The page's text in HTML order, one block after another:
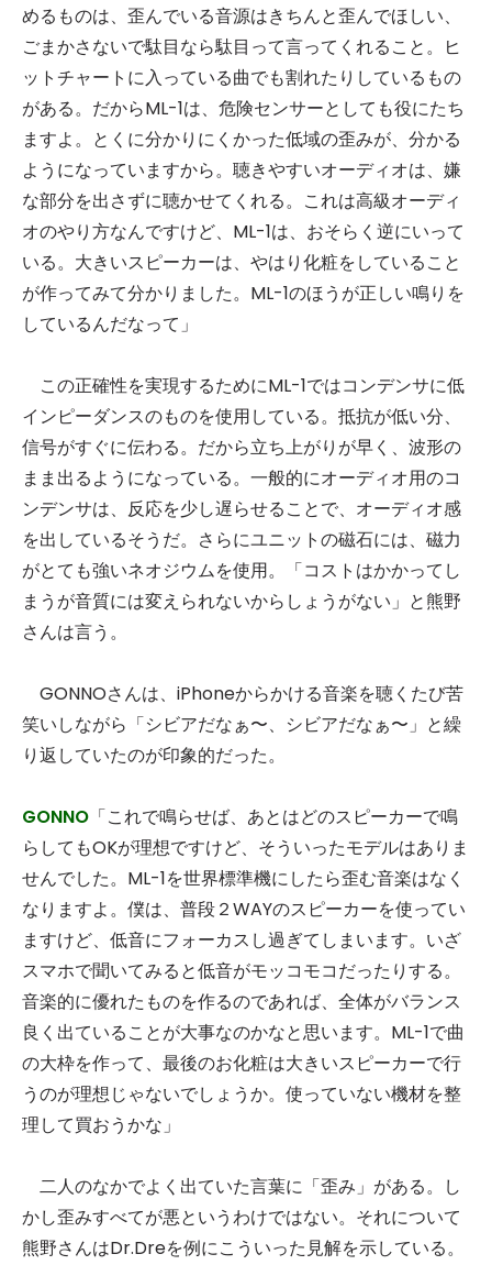
めるものは、歪んでいる音源はきちんと歪んでほしい、
ごまかさないで駄目なら駄目って言ってくれること。ヒ
ットチャートに入っている曲でも割れたりしているもの
がある。だからML-1は、危険センサーとしても役にたち
ますよ。とくに分かりにくかった低域の歪みが、分かる
ようになっていますから。聴きやすいオーディオは、嫌
な部分を出さずに聴かせてくれる。これは高級オーディ
オのやり方なんですけど、ML-1は、おそらく逆にいって
いる。大きいスピーカーは、やはり化粧をしていること
が作ってみて分かりました。ML-1のほうが正しい鳴りを
しているんだなって」
この正確性を実現するためにML-1ではコンデンサに低
インピーダンスのものを使用している。抵抗が低い分、
信号がすぐに伝わる。だから立ち上がりが早く、波形の
まま出るようになっている。一般的にオーディオ用のコ
ンデンサは、反応を少し遅らせることで、オーディオ感
を出しているそうだ。さらにユニットの磁石には、磁力
がとても強いネオジウムを使用。「コストはかかってし
まうが音質には変えられないからしょうがない」と熊野
さんは言う。
GONNOさんは、iPhoneからかける音楽を聴くたび苦
笑いしながら「シビアだなぁ〜、シビアだなぁ〜」と繰
り返していたのが印象的だった。
GONNO 「これで鳴らせば、あとはどのスピーカーで鳴
らしてもOKが理想ですけど、そういったモデルはありま
せんでした。ML-1を世界標準機にしたら歪む音楽はなく
なりますよ。僕は、普段２WAYのスピーカーを使ってい
ますけど、低音にフォーカスし過ぎてしまいます。いざ
スマホで聞いてみると低音がモッコモコだったりする。
音楽的に優れたものを作るのであれば、全体がバランス
良く出ていることが大事なのかなと思います。ML-1で曲
の大枠を作って、最後のお化粧は大きいスピーカーで行
うのが理想じゃないでしょうか。使っていない機材を整
理して買おうかな」
二人のなかでよく出ていた言葉に「歪み」がある。し
かし歪みすべてが悪というわけではない。それについて
熊野さんはDr.Dreを例にこういった見解を示している。